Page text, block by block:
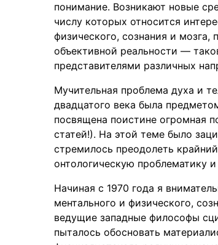
понимание. Возникают новые
числу которых относится
физического, сознания и мозга,
объективной реальности —
представителями различных
Мучительная проблема духа и
двадцатого века была
посвящена поистине огромная
статей!). На этой теме было
стремилось преодолеть
онтологическую проблематику
Начиная с 1970 года я
ментального и физического,
ведущие западные философы
пыталось обосновать